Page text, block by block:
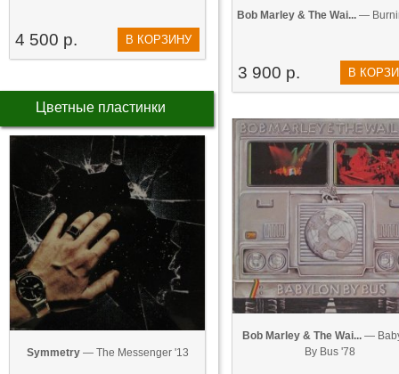
4 500 р. В КОРЗИНУ
Цветные пластинки
Symmetry— The Messenger '13
Bob Marley & The Wai... —
3 900 р. В
Bob Marley & The Wai... —
By Bus '78